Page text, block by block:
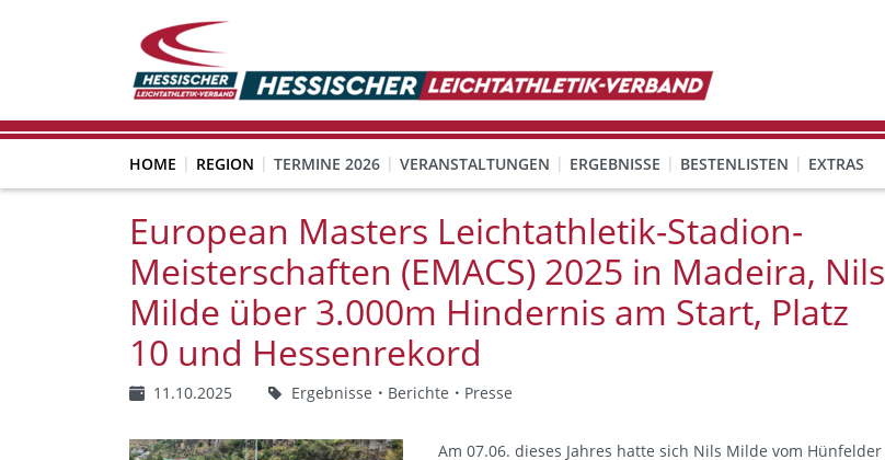
HOME REGION TERMINE 2026 VERANSTALTUNGEN ERGEBNISSE BESTENLISTEN EXTRAS
European Masters Leichtathletik-Stadion-
Meisterschaften (EMACS) 2025 in Madeira, Nils
Milde über 3.000m Hindernis am Start, Platz
10 und Hessenrekord
11.10.2025 Ergebnisse Berichte Presse
Am 07.06. dieses Jahres hatte sich Nils Milde vom Hünfelder